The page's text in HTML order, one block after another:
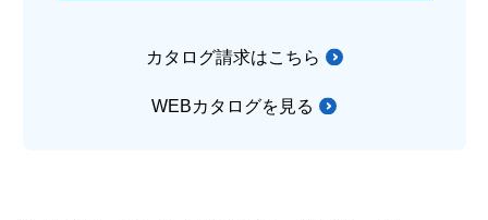
カタログ請求はこちら
WEBカタログを見る